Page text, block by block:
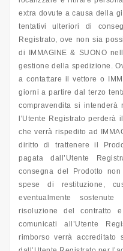
extra dovute a causa della
tentativi ulteriori di
Registrato, ove non sia
di IMMAGINE & SUONO
gestione della spedizione.
a contattare il vettore o
giorni a partire dal terzo
compravendita si intenderà
l'Utente Registrato perderà
che verrà rispedito ad
diritto di trattenere il
pagata dall’Utente
consegna del Prodotto
spese di restituzione,
eventualmente
risoluzione del contratto
comunicati all’Utente
rimborso verrà accreditato